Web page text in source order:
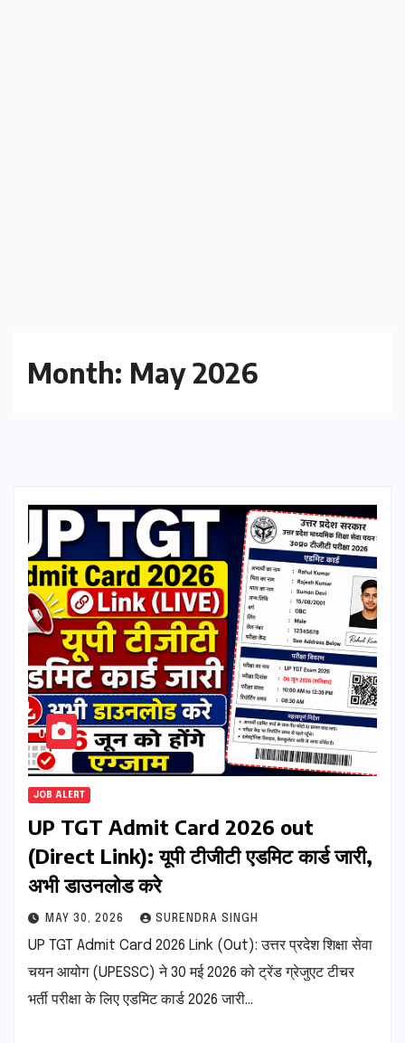
Month: May 2026
JOB ALERT
UP TGT Admit Card 2026 out
(Direct Link): यूपी टीजीटी एडमिट कार्ड जारी,
अभी डाउनलोड करे
MAY 30, 2026 SURENDRA SINGH
UP TGT Admit Card 2026 Link (Out): उत्तर प्रदेश शिक्षा सेवा
चयन आयोग (UPESSC) ने 30 मई 2026 को ट्रेंड ग्रेजुएट टीचर
भर्ती परीक्षा के लिए एडमिट कार्ड 2026 जारी…